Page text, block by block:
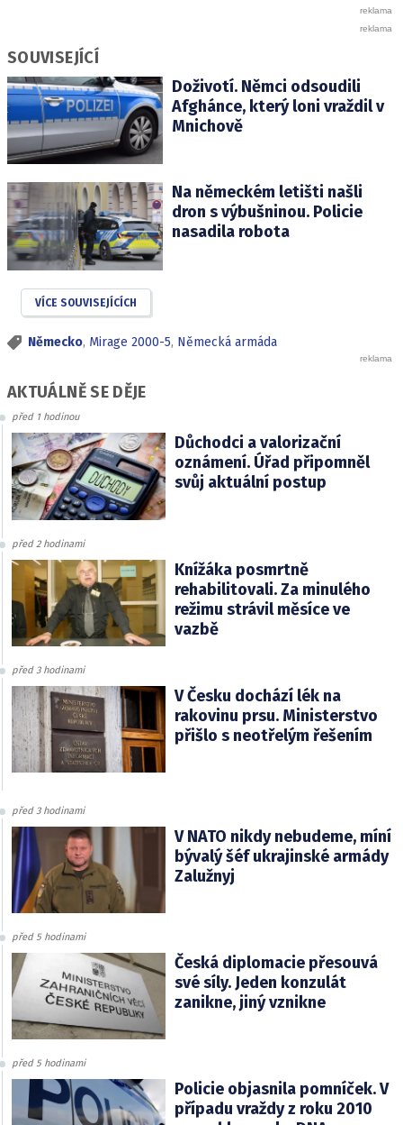
SOUVISEJÍCÍ
Doživotí. Němci odsoudili
Afghánce, který loni vraždil v
Mnichově
Na německém letišti našli
dron s výbušninou. Policie
nasadila robota
VÍCE SOUVISEJÍCÍCH
Německo, Mirage 2000-5, Německá armáda
AKTUÁLNĚ SE DĚJE
před 1 hodinou
Důchodci a valorizační
oznámení. Úřad připomněl
svůj aktuální postup
před 2 hodinami
Knížáka posmrtně
rehabilitovali. Za minulého
režimu strávil měsíce ve
vazbě
před 3 hodinami
V Česku dochází lék na
rakovinu prsu. Ministerstvo
přišlo s neotřelým řešením
před 3 hodinami
V NATO nikdy nebudeme, míní
bývalý šéf ukrajinské armády
Zalužnyj
před 5 hodinami
Česká diplomacie přesouvá
své síly. Jeden konzulát
zanikne, jiný vznikne
před 5 hodinami
Policie objasnila pomníček. V
případu vraždy z roku 2010